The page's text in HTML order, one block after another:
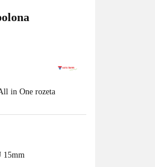
in One rozeta
15mm